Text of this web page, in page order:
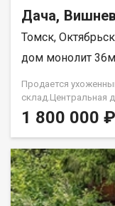
Дача,
Томск,
дом монолит
Продается
склад.Центральная
000.На территории
ходьбы.На участке
звонке,
JV008070105163
1 800 000 ₽